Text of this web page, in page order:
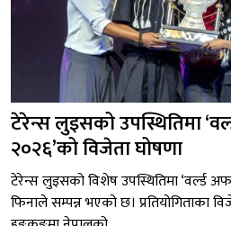
टेरेन्स लुइसको उपस्थितिमा
२०२६’को विजेता घोषणा
टेरेन्स लुइसको विशेष उपस्थितिमा ‘वर्ल्ड अफ
फिनाले सम्पन्न भएको छ। प्रतियोगिताका